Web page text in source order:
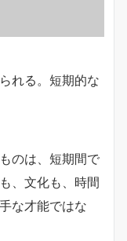
れる。短期的な
のは、短期間で
、文化も、時間
な才能ではな